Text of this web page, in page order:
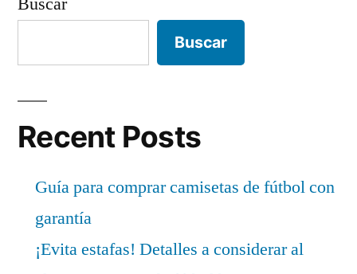
Buscar
Recent Posts
Guía para comprar camisetas de fútbol con
garantía
¡Evita estafas! Detalles a considerar al